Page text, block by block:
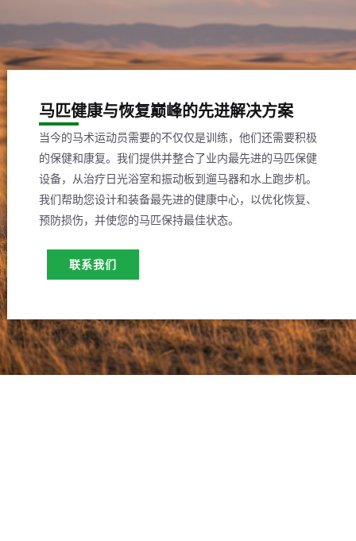
马匹健康与恢复巅峰的先进解决方案
当今的马术运动员需要的不仅仅是训练，他们还需要积极
的保健和康复。我们提供并整合了业内最先进的马匹保健
设备，从治疗日光浴室和振动板到遛马器和水上跑步机。
我们帮助您设计和装备最先进的健康中心，以优化恢复、
预防损伤，并使您的马匹保持最佳状态。
联系我们